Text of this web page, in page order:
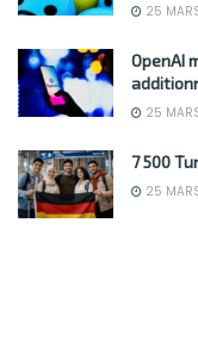
25
OpenAI
25
7 500
25